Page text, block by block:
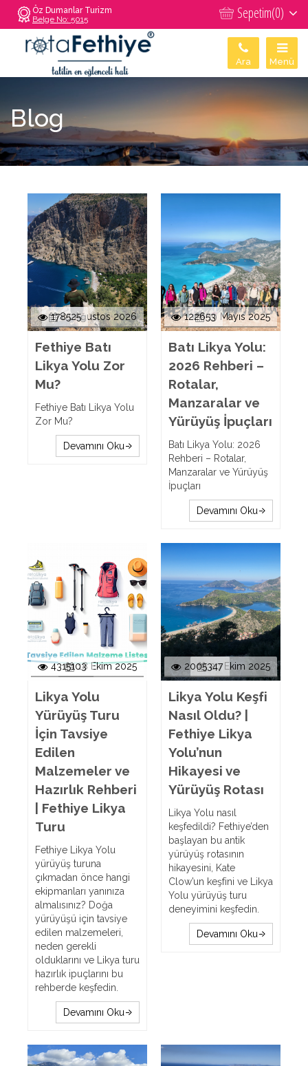
Sepetim(0)
Öz Dumanlar Turizm
Belge No: 5015
Menü
Ara
Blog
01 Ağustos 2026
178525
Fethiye Batı
Likya Yolu Zor
Mu?
Fethiye Batı Likya Yolu
Zor Mu?
Devamını Oku
19 Mayıs 2025
122653
Batı Likya Yolu:
2026 Rehberi –
Rotalar,
Manzaralar ve
Yürüyüş İpuçları
Batı Likya Yolu: 2026
Rehberi – Rotalar,
Manzaralar ve Yürüyüş
İpuçları
Devamını Oku
18 Ekim 2025
4315103
Likya Yolu
Yürüyüş Turu
İçin Tavsiye
Edilen
Malzemeler ve
Hazırlık Rehberi
| Fethiye Likya
Turu
Fethiye Likya Yolu
yürüyüş turuna
çıkmadan önce hangi
ekipmanları yanınıza
almalısınız? Doğa
yürüyüşü için tavsiye
edilen malzemeleri,
neden gerekli
olduklarını ve Likya turu
hazırlık ipuçlarını bu
rehberde keşfedin.
Devamını Oku
20 Ekim 2025
2005347
Likya Yolu Keşfi
Nasıl Oldu? |
Fethiye Likya
Yolu’nun
Hikayesi ve
Yürüyüş Rotası
Likya Yolu nasıl
keşfedildi? Fethiye’den
başlayan bu antik
yürüyüş rotasının
hikayesini, Kate
Clow’un keşfini ve Likya
Yolu yürüyüş turu
deneyimini keşfedin.
Devamını Oku